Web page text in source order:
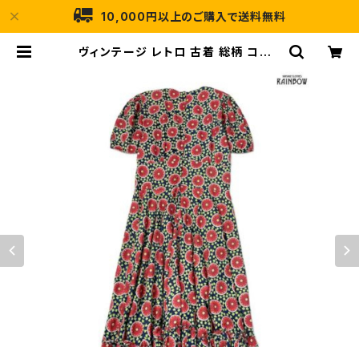
10,000円以上のご購入で送料無料
ヴィンテージ レトロ 古着 総柄 コット